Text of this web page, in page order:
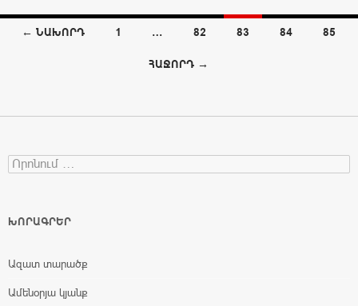
Posts navigation
← ՆԱԽՈՐԴ 1 … 82 83 84 85
ՀԱՋՈՐԴ →
Search for:
ԽՈՐԱԳՐԵՐ
Ազատ տարածք
Ամենօրյա կյանք